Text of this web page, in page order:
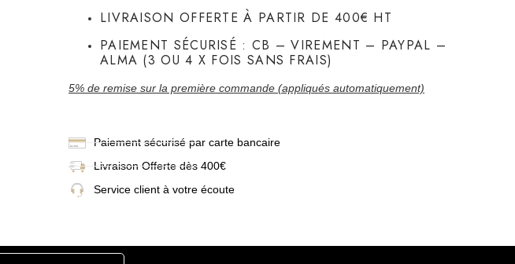
LIVRAISON OFFERTE À PARTIR DE 400€ HT
PAIEMENT SÉCURISÉ : CB – VIREMENT – PAYPAL –
ALMA (3 OU 4 X FOIS SANS FRAIS)
5% de remise sur la première commande (appliqués automatiquement)
Paiement sécurisé par carte bancaire
LivraisonOfferte dès 400€
Service client à votre écoute